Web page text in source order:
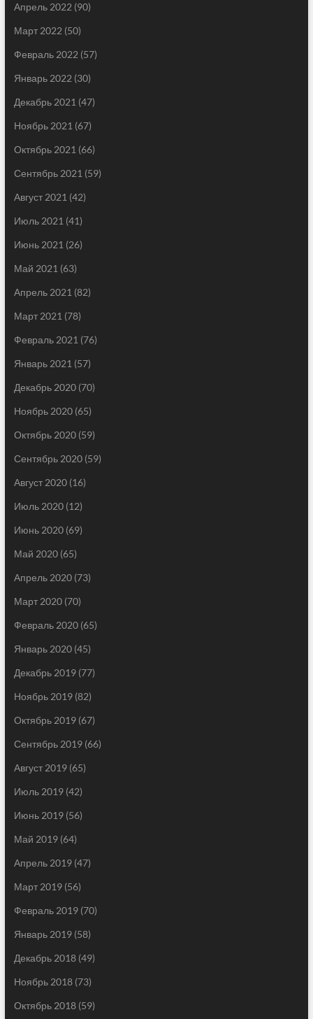
Апрель 2022 (90)
Март 2022 (50)
Февраль 2022 (57)
Январь 2022 (30)
Декабрь 2021 (47)
Ноябрь 2021 (67)
Октябрь 2021 (66)
Сентябрь 2021 (59)
Август 2021 (42)
Июль 2021 (41)
Июнь 2021 (26)
Май 2021 (63)
Апрель 2021 (82)
Март 2021 (78)
Февраль 2021 (76)
Январь 2021 (57)
Декабрь 2020(70)
Ноябрь 2020(65)
Октябрь 2020(59)
Сентябрь 2020(59)
Август 2020(16)
Июль 2020(12)
Июнь 2020(69)
Май 2020(65)
Апрель 2020(73)
Март 2020(70)
Февраль 2020(65)
Январь 2020(45)
Декабрь 2019(77)
Ноябрь 2019(82)
Октябрь 2019(67)
Сентябрь 2019(66)
Август 2019(65)
Июль 2019(42)
Июнь 2019(56)
Май 2019(64)
Апрель 2019(47)
Март 2019(56)
Февраль 2019(70)
Январь 2019(58)
Декабрь 2018(49)
Ноябрь 2018(73)
Октябрь 2018(59)